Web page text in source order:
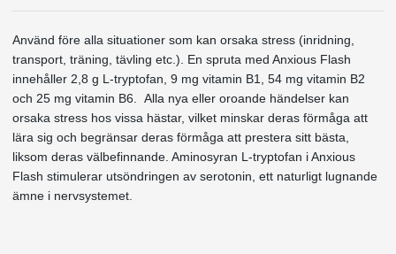
Använd före alla situationer som kan orsaka stress (inridning,
transport, träning, tävling etc.). En spruta med Anxious Flash
innehåller 2,8 g L-tryptofan, 9 mg vitamin B1, 54 mg vitamin B2
och 25 mg vitamin B6. Alla nya eller oroande händelser kan
orsaka stress hos vissa hästar, vilket minskar deras förmåga att
lära sig och begränsar deras förmåga att prestera sitt bästa,
liksom deras välbefinnande. Aminosyran L-tryptofan i Anxious
Flash stimulerar utsöndringen av serotonin, ett naturligt lugnande
ämne i nervsystemet.